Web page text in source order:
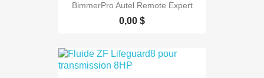
BimmerPro Autel Remote Expert
0,00 $